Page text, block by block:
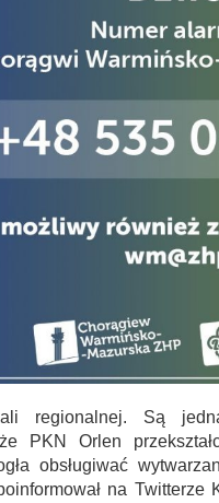
regionalnej. Są
PKN Orlen
obsługiwać
na Twitterze